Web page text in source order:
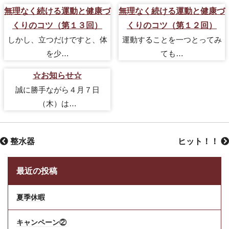
無理なく続ける運動と健康づ
くりのコツ（第１３回）
しかし、立つだけですと、体
を少…
無理なく続ける運動と健康づ
くりのコツ（第１２回）
運動することを一つとってみ
ても…
☆お知らせ☆
誠に勝手ながら４月７日
（木）は…
ヒット！！
整水器
最近の投稿
夏季休暇
キャンペーン②